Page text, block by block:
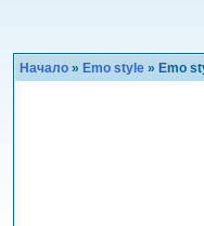
Начало » Emo style » Emo